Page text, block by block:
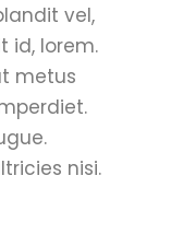
vel,
id, lorem.
metus
nisi.